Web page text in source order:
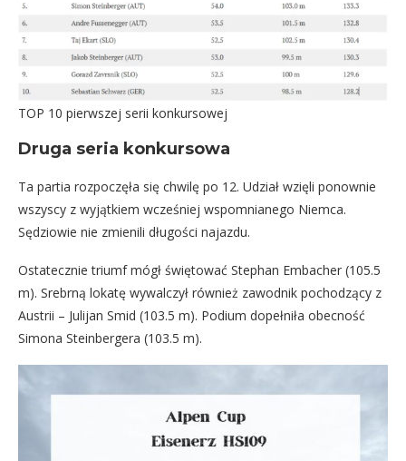
TOP 10 pierwszej serii konkursowej
Druga seria konkursowa
Ta partia rozpoczęła się chwilę po 12. Udział wzięli ponownie
wszyscy z wyjątkiem wcześniej wspomnianego Niemca.
Sędziowie nie zmienili długości najazdu.
Ostatecznie triumf mógł świętować Stephan Embacher (105.5
m). Srebrną lokatę wywalczył również zawodnik pochodzący z
Austrii – Julijan Smid (103.5 m). Podium dopełniła obecność
Simona Steinbergera (103.5 m).